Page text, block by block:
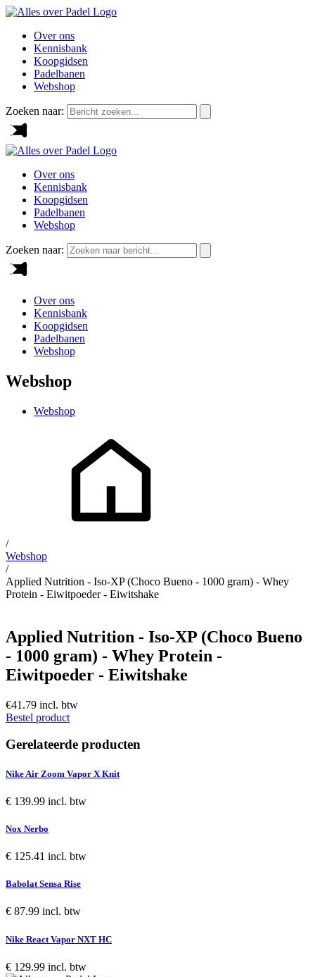
Over ons
Kennisbank
Koopgidsen
Padelbanen
Webshop
Zoeken naar:
Over ons
Kennisbank
Koopgidsen
Padelbanen
Webshop
Zoeken naar:
Over ons
Kennisbank
Koopgidsen
Padelbanen
Webshop
Webshop
Webshop
/
Webshop
/
Applied Nutrition - Iso-XP (Choco Bueno - 1000 gram) - Whey
Protein - Eiwitpoeder - Eiwitshake
Applied Nutrition - Iso-XP (Choco Bueno
- 1000 gram) - Whey Protein -
Eiwitpoeder - Eiwitshake
€41.79 incl. btw
Bestel product
Gerelateerde producten
Nike Air Zoom Vapor X Knit
€ 139.99 incl. btw
Nox Nerbo
€ 125.41 incl. btw
Babolat Sensa Rise
€ 87.99 incl. btw
Nike React Vapor NXT HC
€ 129.99 incl. btw